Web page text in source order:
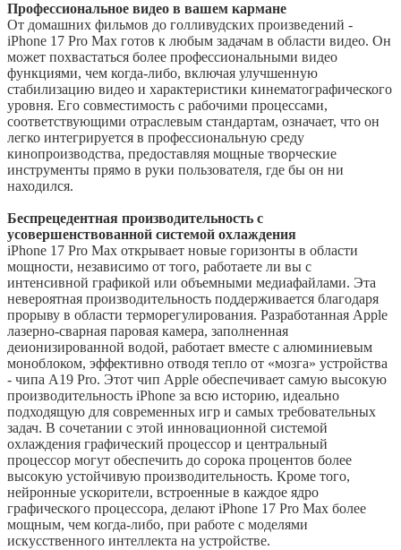
Профессиональное видео в вашем кармане
От домашних фильмов до голливудских произведений -
iPhone 17 Pro Max готов к любым задачам в области видео. Он
может похвастаться более профессиональными видео
функциями, чем когда-либо, включая улучшенную
стабилизацию видео и характеристики кинематографического
уровня. Его совместимость с рабочими процессами,
соответствующими отраслевым стандартам, означает, что он
легко интегрируется в профессиональную среду
кинопроизводства, предоставляя мощные творческие
инструменты прямо в руки пользователя, где бы он ни
находился.
Беспрецедентная производительность с
усовершенствованной системой охлаждения
iPhone 17 Pro Max открывает новые горизонты в области
мощности, независимо от того, работаете ли вы с
интенсивной графикой или объемными медиафайлами. Эта
невероятная производительность поддерживается благодаря
прорыву в области терморегулирования. Разработанная Apple
лазерно-сварная паровая камера, заполненная
деионизированной водой, работает вместе с алюминиевым
моноблоком, эффективно отводя тепло от «мозга» устройства
- чипа A19 Pro. Этот чип Apple обеспечивает самую высокую
производительность iPhone за всю историю, идеально
подходящую для современных игр и самых требовательных
задач. В сочетании с этой инновационной системой
охлаждения графический процессор и центральный
процессор могут обеспечить до сорока процентов более
высокую устойчивую производительность. Кроме того,
нейронные ускорители, встроенные в каждое ядро
графического процессора, делают iPhone 17 Pro Max более
мощным, чем когда-либо, при работе с моделями
искусственного интеллекта на устройстве.